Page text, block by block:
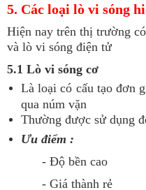
5. Các loại lò vi sóng
Hiện nay trên thị trường
và lò vi sóng điện tử
5.1 Lò vi sóng cơ
Là loại có cấu tạo đơn
qua núm vặn
Thường được sử dụng
Ưu điểm :
- Độ bền cao
- Giá thành rẻ